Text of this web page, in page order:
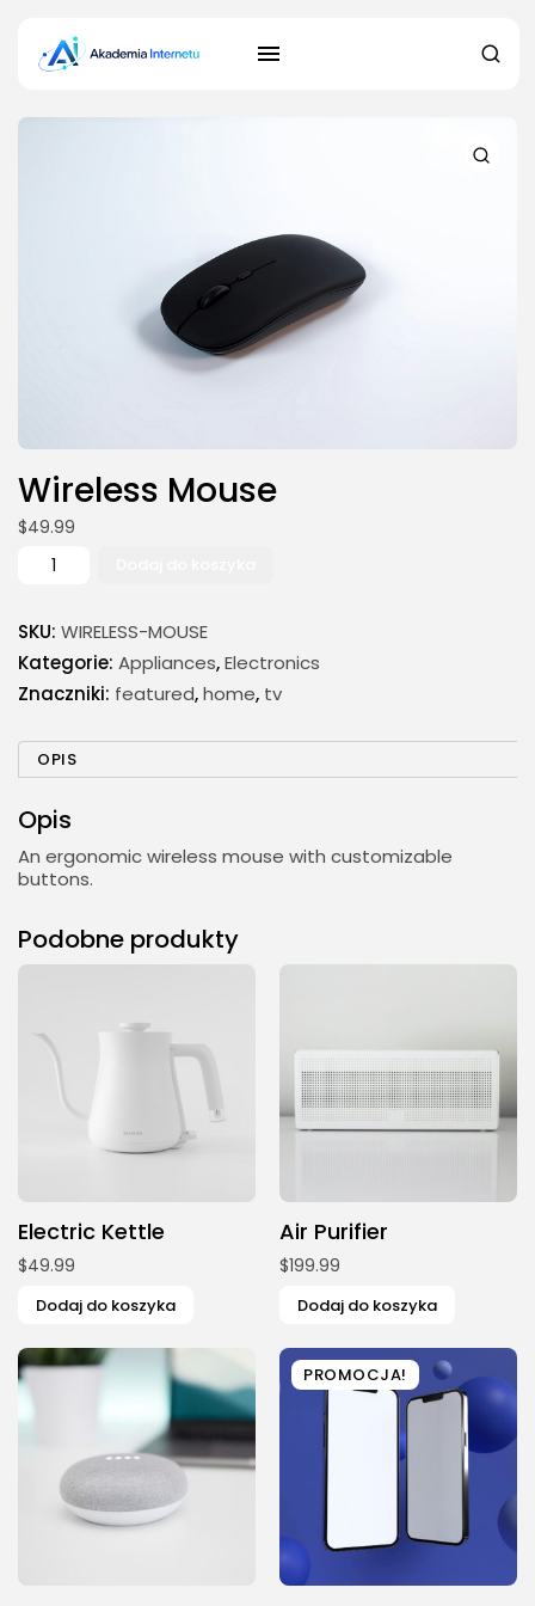
Wireless Mouse
$49.99
ilość
Mouse
SKU: WIRELESS-MOUSE
Kategorie: Appliances,Electronics
Znaczniki: featured,home, tv
OPIS
Opis
An ergonomic wireless mouse with customizable
buttons.
Podobne produkty
Electric Kettle
$49.99
Dodaj do koszyka
Air Purifier
$199.99
Dodaj do koszyka
PROMOCJA!